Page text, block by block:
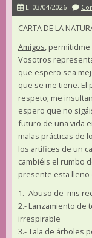
El 03/04/2026
CARTA DE LA
Amigos,
Vosotros
que espero sea
que se me tiene. El
respeto; me
espero que no
futuro de una vida
malas prácticas de
los artífices de un
cambiéis el rumbo
presente esta
1.- Abuso de mis
2.- Lanzamiento de
irrespirable
3.- Tala de árboles